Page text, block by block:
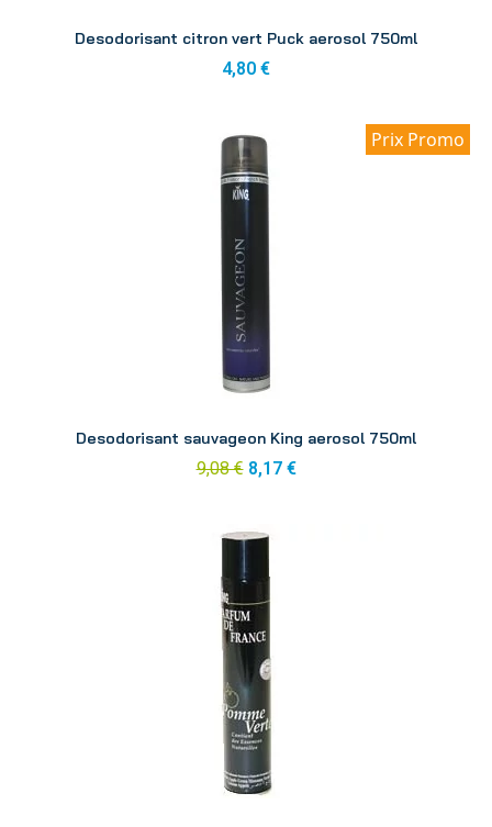
Desodorisant citron vert Puck aerosol 750ml
4,80 €
Prix Promo
Desodorisant sauvageon King aerosol 750ml
9,08 € 8,17 €